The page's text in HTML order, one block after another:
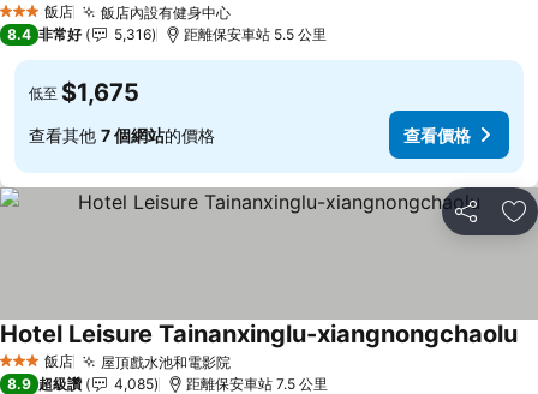
3 星級 飯店 飯店內設有健身中心
8.4 非常好 5,316 距離保安車站 5.5 公里
低至 $1,675
查看其他 7 個網站的價格 查看價格
分享 加
3 星級 飯店 屋頂戲水池和電影院
Hotel Leisure Tainanxinglu-xiangnongchaolu
8.9 超級讚 4,085 距離保安車站 7.5 公里